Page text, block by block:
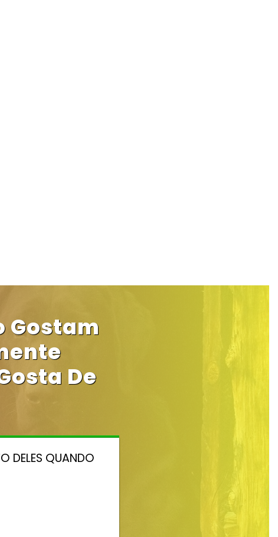
Gostam
De
DELES QUANDO